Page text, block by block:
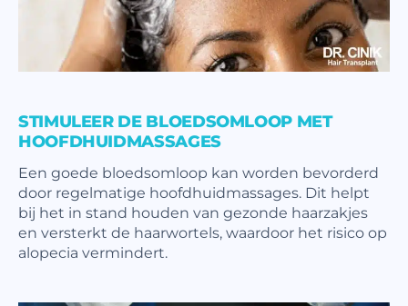
STIMULEER DE BLOEDSOMLOOP MET
HOOFDHUIDMASSAGES
Een goede bloedsomloop kan worden bevorderd
door regelmatige hoofdhuidmassages. Dit helpt
bij het in stand houden van gezonde haarzakjes
en versterkt de haarwortels, waardoor het risico op
alopecia vermindert.